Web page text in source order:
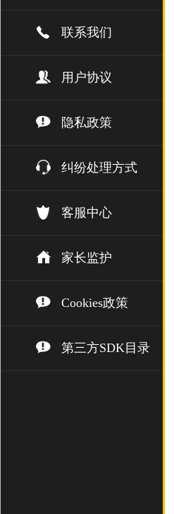
联系我们
用户协议
隐私政策
纠纷处理方式
客服中心
家长监护
Cookies政策
第三方SDK目录